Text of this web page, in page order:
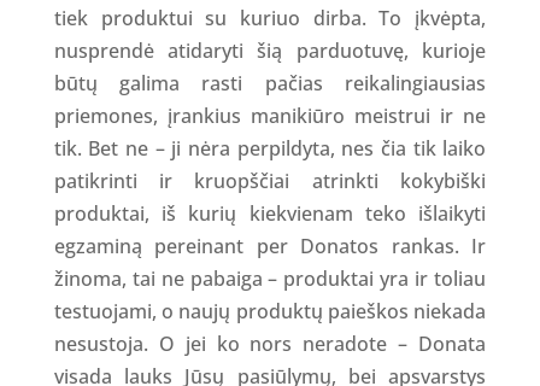
tiek produktui su kuriuo dirba. To įkvėpta,
nusprendė atidaryti šią parduotuvę, kurioje
būtų galima rasti pačias reikalingiausias
priemones, įrankius manikiūro meistrui ir ne
tik. Bet ne – ji nėra perpildyta, nes čia tik laiko
patikrinti ir kruopščiai atrinkti kokybiški
produktai, iš kurių kiekvienam teko išlaikyti
egzaminą pereinant per Donatos rankas. Ir
žinoma, tai ne pabaiga – produktai yra ir toliau
testuojami, o naujų produktų paieškos niekada
nesustoja. O jei ko nors neradote – Donata
visada lauks Jūsų pasiūlymų, bei apsvarstys